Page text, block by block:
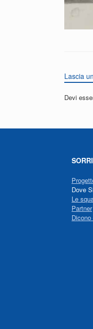
Lascia
Devi
Dove
Le
Partner
Dicono